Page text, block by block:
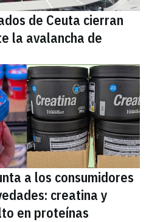
de Ceuta cierran
la avalancha de
a los consumidores
creatina y
en proteínas